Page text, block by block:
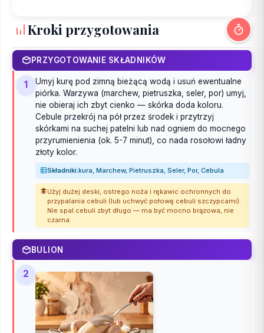
Kroki przygotowania
PRZYGOTOWANIE SKŁADNIKÓW
1
Umyj kurę pod zimną bieżącą wodą i usuń ewentualne
piórka. Warzywa (marchew, pietruszka, seler, por) umyj,
nie obieraj ich zbyt cienko — skórka doda koloru.
Cebule przekrój na pół przez środek i przytrzyj
skórkami na suchej patelni lub nad ogniem do mocnego
przyrumienienia (ok. 5-7 minut), co nada rosołowi ładny
złoty kolor.
Składniki:kura, Marchew, Pietruszka, Seler, Por, Cebula
Użyj dużej deski, ostrego noża i rękawic ochronnych do
przypalania cebuli (lub uchwyć połowę cebuli szczypcami).
Nie spal cebuli zbyt długo — ma być mocno brązowa, nie
czarna.
BULION
2